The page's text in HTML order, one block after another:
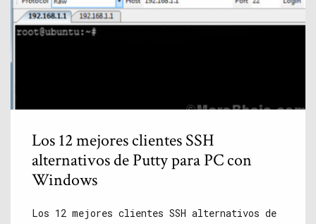
Los 12 mejores clientes SSH
alternativos de Putty para PC con
Windows
Los 12 mejores clientes SSH alternativos de